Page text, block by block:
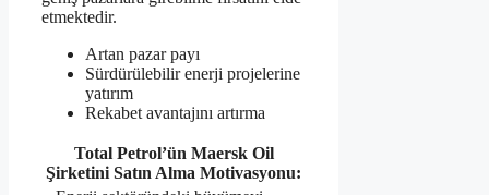
etmektedir.
Artan pazar payı
Sürdürülebilir enerji projelerine
yatırım
Rekabet avantajını artırma
Total Petrol’ün Maersk Oil
Şirketini Satın Alma Motivasyonu: